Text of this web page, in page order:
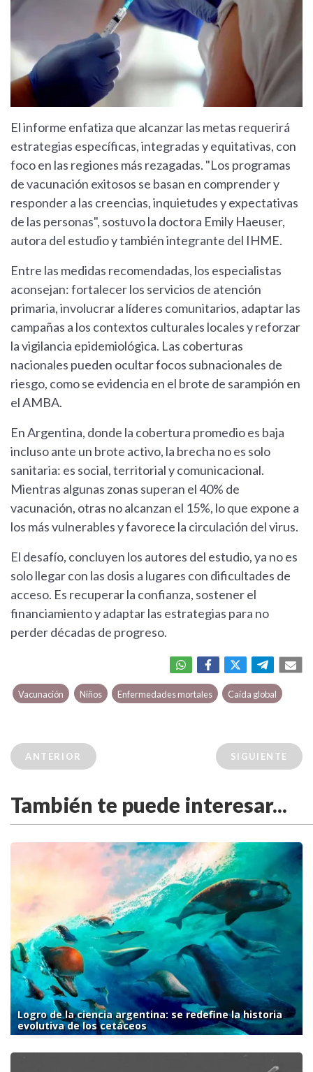
El informe enfatiza que alcanzar las metas requerirá
estrategias específicas, integradas y equitativas, con
foco en las regiones más rezagadas. "Los programas
de vacunación exitosos se basan en comprender y
responder a las creencias, inquietudes y expectativas
de las personas", sostuvo la doctora Emily Haeuser,
autora del estudio y también integrante del IHME.
Entre las medidas recomendadas, los especialistas
aconsejan: fortalecer los servicios de atención
primaria, involucrar a líderes comunitarios, adaptar las
campañas a los contextos culturales locales y reforzar
la vigilancia epidemiológica. Las coberturas
nacionales pueden ocultar focos subnacionales de
riesgo, como se evidencia en el brote de sarampión en
el AMBA.
En Argentina, donde la cobertura promedio es baja
incluso ante un brote activo, la brecha no es solo
sanitaria: es social, territorial y comunicacional.
Mientras algunas zonas superan el 40% de
vacunación, otras no alcanzan el 15%, lo que expone a
los más vulnerables y favorece la circulación del virus.
El desafío, concluyen los autores del estudio, ya no es
solo llegar con las dosis a lugares con dificultades de
acceso. Es recuperar la confianza, sostener el
financiamiento y adaptar las estrategias para no
perder décadas de progreso.
Vacunación Niños Enfermedades mortales Caída global
ANTERIOR SIGUIENTE
También te puede interesar...
Logro de la ciencia argentina: se redefine la historia
evolutiva de los cetáceos